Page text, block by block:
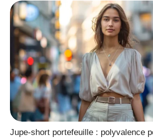
Jupe-short portefeuille : polyvalence